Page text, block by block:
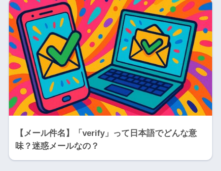
【メール件名】「verify」って日本語でどんな意
味？迷惑メールなの？